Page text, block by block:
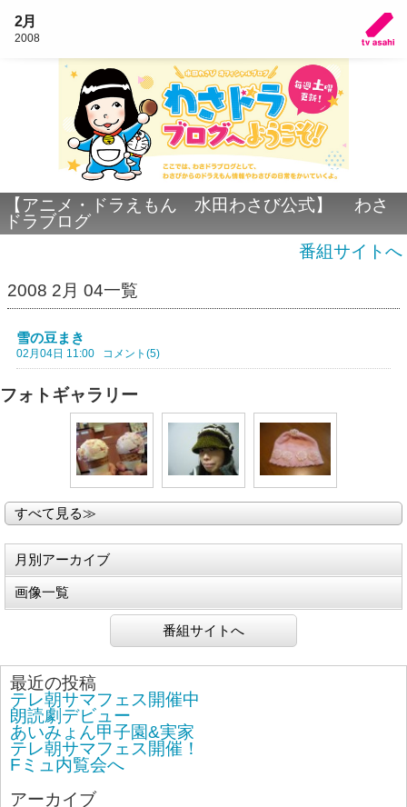
2月
2008
【アニメ・ドラえもん 水田わさび公式】 わさ
ドラブログ
番組サイトへ
2008 2月 04一覧
雪の豆まき
02月04日 11:00 コメント(5)
フォトギャラリー
すべて見る≫
月別アーカイブ
画像一覧
番組サイトへ
最近の投稿
テレ朝サマフェス開催中
朗読劇デビュー
あいみょん甲子園&実家
テレ朝サマフェス開催！
Fミュ内覧会へ
アーカイブ